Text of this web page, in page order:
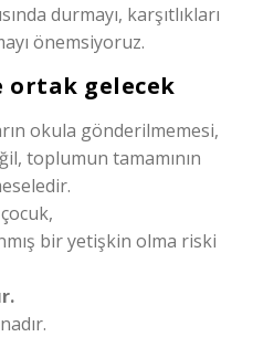
durmayı, karşıtlıkları
önemsiyoruz.
ortak gelecek
okula gönderilmemesi,
toplumun tamamının
bir yetişkin olma riski